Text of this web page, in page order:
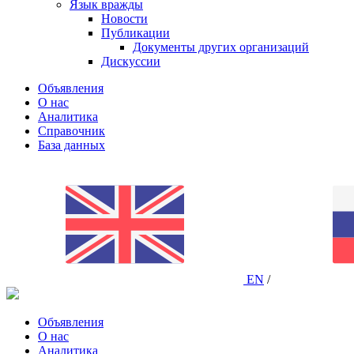
Язык вражды
Новости
Публикации
Документы других организаций
Дискуссии
Объявления
О нас
Аналитика
Справочник
База данных
EN /
Объявления
О нас
Аналитика